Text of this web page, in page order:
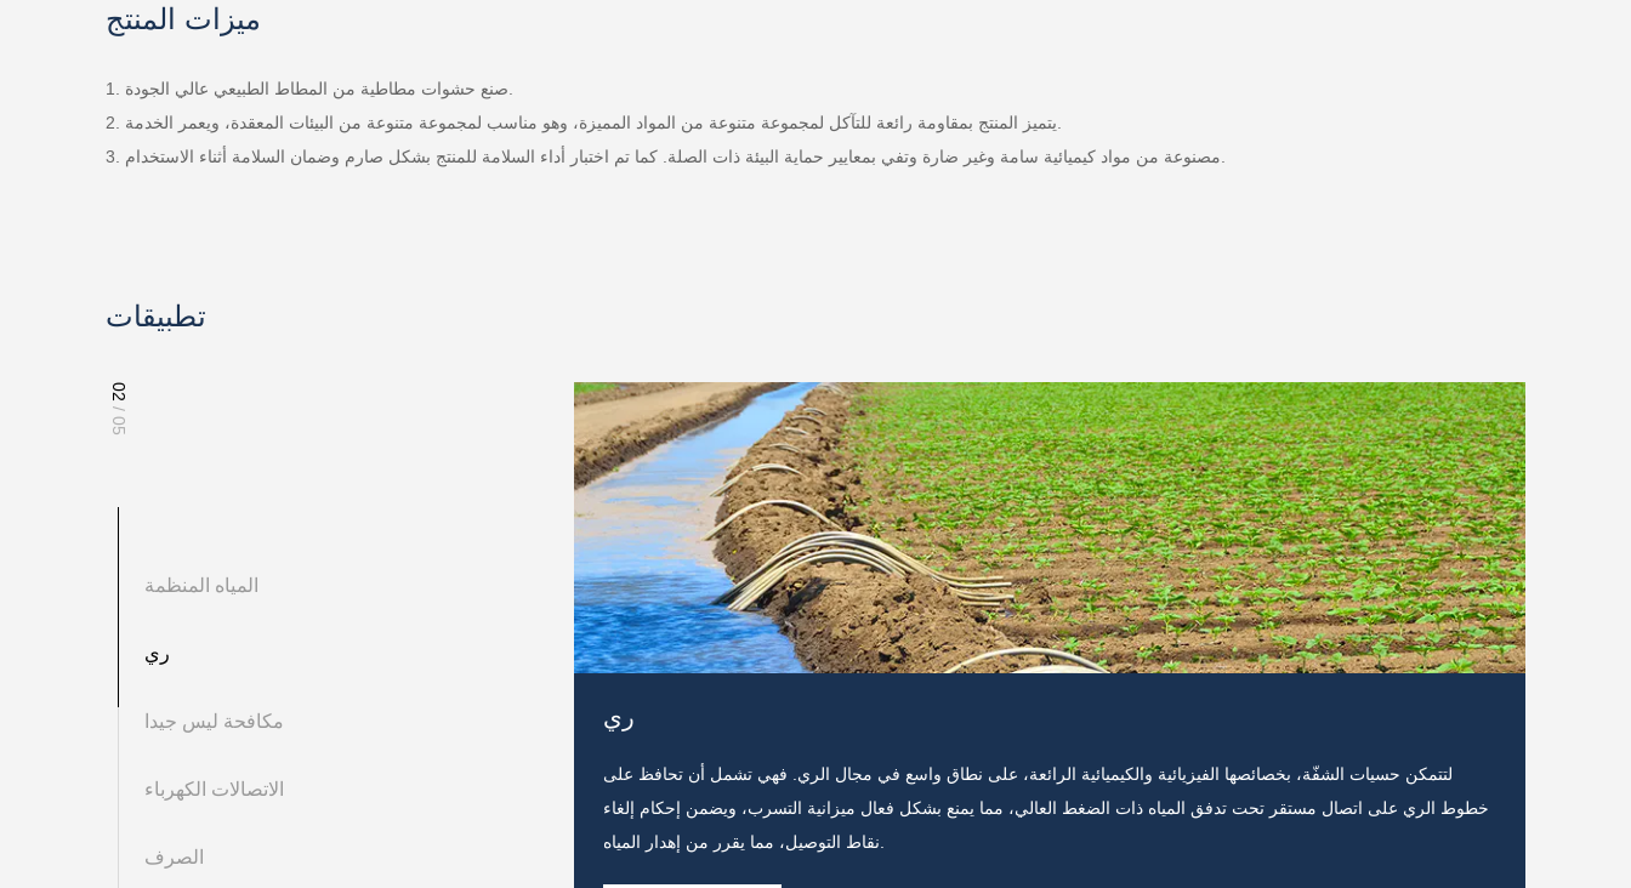
ميزات المنتج
تطبيقات
02
/ 05
المياه المنظمة
ري
مكافحة ليس جيدا
الاتصالات الكهرباء
الصرف
تسرب السوائل في خطوط الأنابيب. حشيات الشفة سهلة التركيب والصيانة،
ري
لتتمكن حسيات الشفّة، بخصائصها الفيزيائية والكيميائية الرائعة، على نطاق واسع في مجال الري. فهي تشمل أن تحافظ على
خطوط الري على اتصال مستقر تحت تدفق المياه ذات الضغط العالي، مما يمنع بشكل فعال ميزانية التسرب، ويضمن إحكام إلغاء